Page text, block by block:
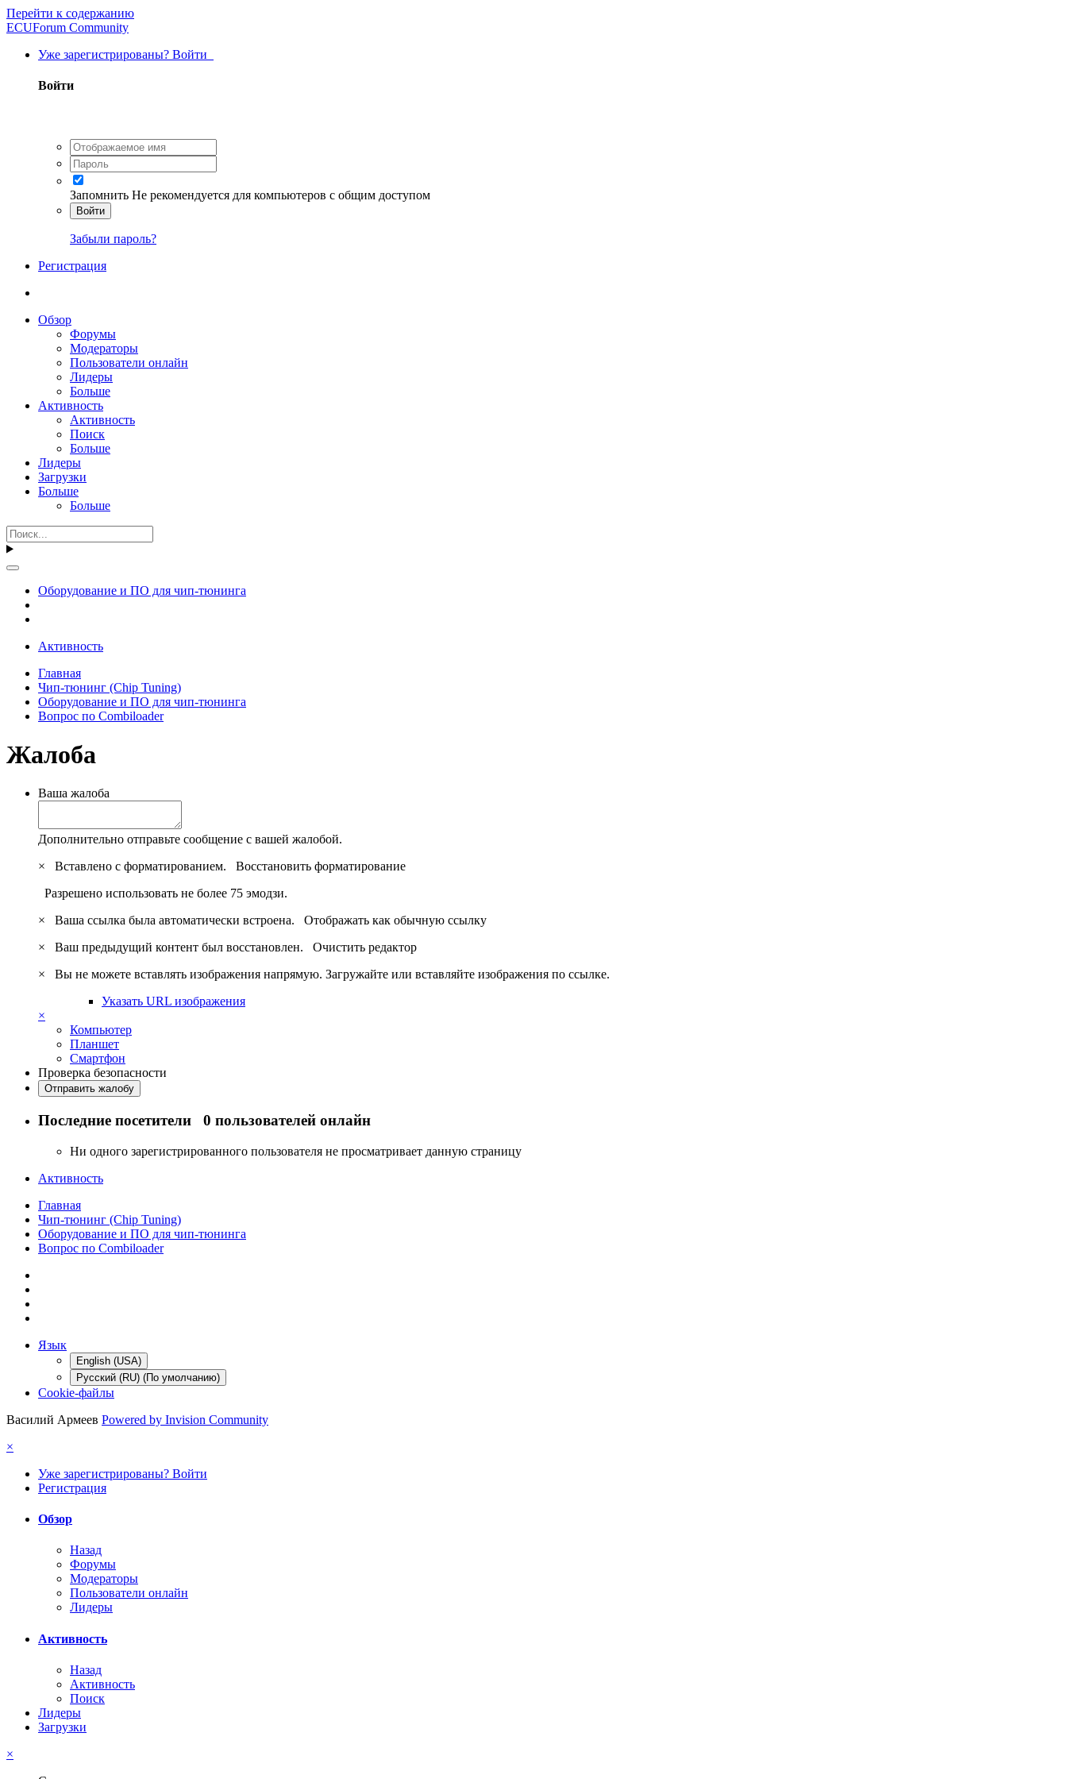
Перейти к содержанию
ECUForum Community
Уже зарегистрированы? Войти
Войти
Запомнить Не рекомендуется для компьютеров с общим доступом
Войти
Забыли пароль?
Регистрация
Обзор
Форумы
Модераторы
Пользователи онлайн
Лидеры
Больше
Активность
Активность
Поиск
Больше
Лидеры
Загрузки
Больше
Больше
Оборудование и ПО для чип-тюнинга
Активность
Главная
Чип-тюнинг (Chip Tuning)
Оборудование и ПО для чип-тюнинга
Вопрос по Combiloader
Жалоба
Ваша жалоба
Дополнительно отправьте сообщение с вашей жалобой.
×
Вставлено с форматированием. Восстановить форматирование
Разрешено использовать не более 75 эмодзи.
×
Ваша ссылка была автоматически встроена. Отображать как обычную ссылку
×
Ваш предыдущий контент был восстановлен. Очистить редактор
×
Вы не можете вставлять изображения напрямую. Загружайте или вставляйте изображения по ссылке.
Указать URL изображения
×
Компьютер
Планшет
Смартфон
Проверка безопасности
Отправить жалобу
Последние посетители 0 пользователей онлайн
Ни одного зарегистрированного пользователя не просматривает данную страницу
Активность
Главная
Чип-тюнинг (Chip Tuning)
Оборудование и ПО для чип-тюнинга
Вопрос по Combiloader
Язык
English (USA)
Русский (RU) (По умолчанию)
Cookie-файлы
Василий Армеев Powered by Invision Community
×
Уже зарегистрированы? Войти
Регистрация
Обзор
Назад
Форумы
Модераторы
Пользователи онлайн
Лидеры
Активность
Назад
Активность
Поиск
Лидеры
Загрузки
×